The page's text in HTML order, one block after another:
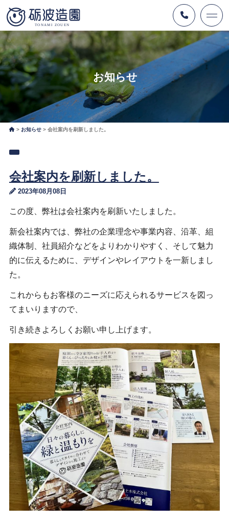
お知らせ
お知らせ 会社案内を刷新しました。
会社案内を刷新しました。
2023年08月08日
この度、弊社は会社案内を刷新いたしました。
新会社案内では、弊社の企業理念や事業内容、沿革、組
織体制、社員紹介などをよりわかりやすく、そして魅力
的に伝えるために、デザインやレイアウトを一新しまし
た。
これからもお客様のニーズに応えられるサービスを図っ
てまいりますので、
引き続きよろしくお願い申し上げます。